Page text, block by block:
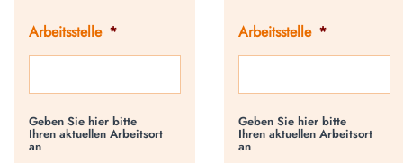
Arbeitsstelle *
Geben Sie hier bitte
Ihren aktuellen Arbeitsort
an
Arbeitsstelle *
Geben Sie hier bitte
Ihren aktuellen Arbeitsort
an